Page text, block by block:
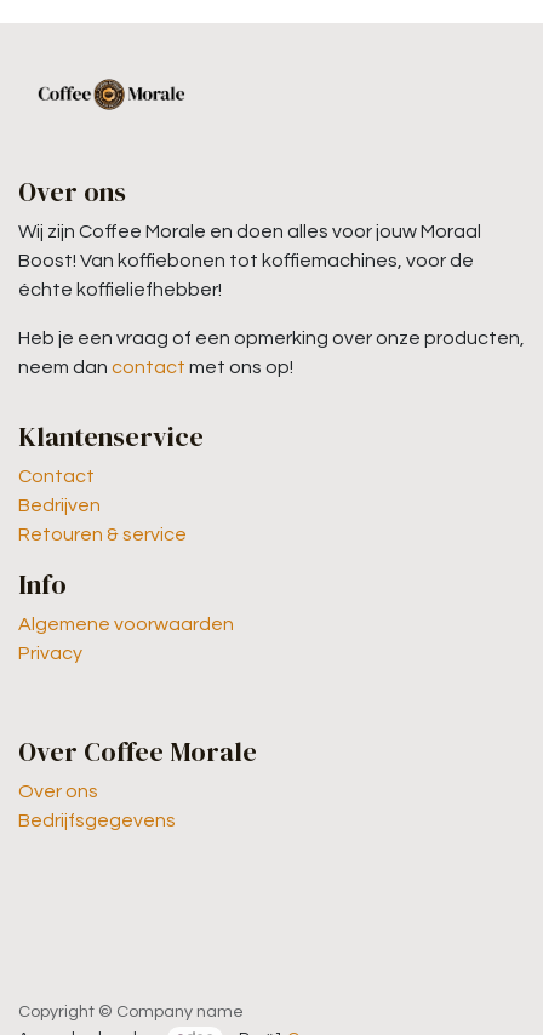
Over ons
Wij zijn Coffee Morale en doen alles voor jouw Moraal
Boost! Van koffiebonen tot koffiemachines, voor de
échte koffieliefhebber!
Heb je een vraag of een opmerking over onze producten,
neem dan contact met ons op!
Klantenservice
Contact
Bedrijven
Retouren & service
Info
Algemene voorwaarden
Privacy
Over Coffee Morale
Over ons
Bedrijfsgegevens
Copyright © Company name